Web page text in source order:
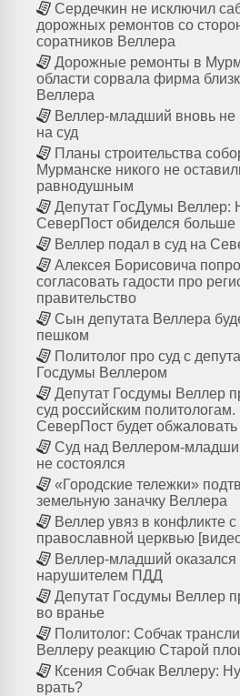
Сердечкин не исключил
дорожных ремонтов со
соратников Веллера
Дорожные ремонты в
области сорвала фирма
Веллера
Веллер-младший вновь
на суд
Планы строительства
Мурманске никого не
равнодушным
Депутат ГосДумы Веллер:
СеверПост обиделся больше
Веллер подал в суд на
Алексея Борисовича
согласовать гадости про
правительство
Сын депутата Веллера
пешком
Политолог про суд с
Госдумы Веллером
Депутат Госдумы Веллер
суд российским политологам.
СеверПост будет
Суд над Веллером-
не состоялся
«Городские тележки»
земельную заначку Веллера
Веллер увяз в конфликте с
православной церквью
Веллер-младший оказался
нарушителем ПДД
Депутат Госдумы Веллер
во вранье
Политолог: Собчак
Веллеру реакцию Старой
Ксения Собчак Веллеру:
врать?